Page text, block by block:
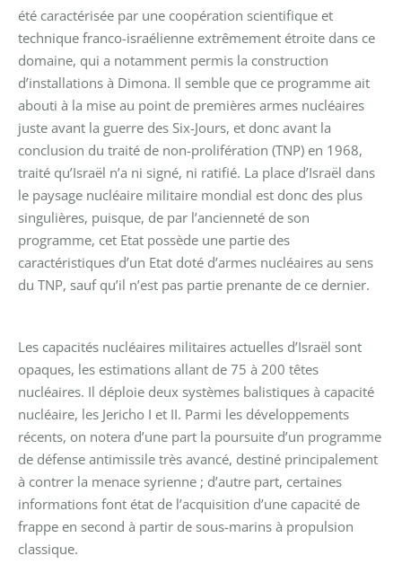
été caractérisée par une coopération scientifique et
technique franco-israélienne extrêmement étroite dans ce
domaine, qui a notamment permis la construction
d’installations à Dimona. Il semble que ce programme ait
abouti à la mise au point de premières armes nucléaires
juste avant la guerre des Six-Jours, et donc avant la
conclusion du traité de non-prolifération (TNP) en 1968,
traité qu’Israël n’a ni signé, ni ratifié. La place d’Israël dans
le paysage nucléaire militaire mondial est donc des plus
singulières, puisque, de par l’ancienneté de son
programme, cet Etat possède une partie des
caractéristiques d’un Etat doté d’armes nucléaires au sens
du TNP, sauf qu’il n’est pas partie prenante de ce dernier.
Les capacités nucléaires militaires actuelles d’Israël sont
opaques, les estimations allant de 75 à 200 têtes
nucléaires. Il déploie deux systèmes balistiques à capacité
nucléaire, les Jericho I et II. Parmi les développements
récents, on notera d’une part la poursuite d’un programme
de défense antimissile très avancé, destiné principalement
à contrer la menace syrienne ; d’autre part, certaines
informations font état de l’acquisition d’une capacité de
frappe en second à partir de sous-marins à propulsion
classique.